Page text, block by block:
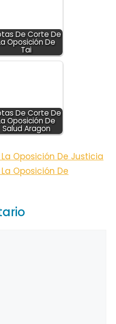
De Corte De
Oposición De
Tai
De Corte De
Oposición De
Salud Aragon
Oposición De Justicia
Oposición De